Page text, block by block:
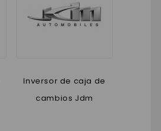
Inversor de caja de
cambios Jdm